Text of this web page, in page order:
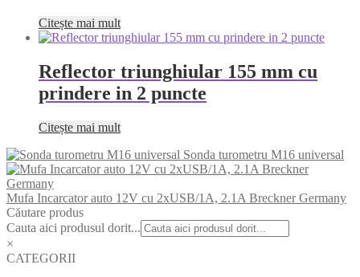
Citește mai mult
Reflector triunghiular 155 mm cu
prindere in 2 puncte
Citește mai mult
Sonda turometru M16 universal
Mufa Incarcator auto 12V cu 2xUSB/1A, 2.1A Breckner Germany
Căutare produs
Cauta aici produsul dorit...
×
CATEGORII